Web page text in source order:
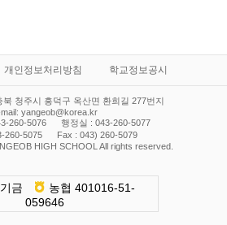
개인정보처리방침 학교정보공시
금
농협 401016-51-
059646
북 청주시 흥덕구 옥산면 환희길 277번지
yangeob@korea.kr
260-5076
행정실 : 043-260-5077
260-5075
Fax : 043) 260-5079
HIGH SCHOOL All rights reserved.